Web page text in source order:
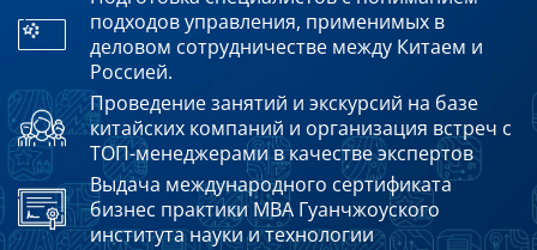
подходов управления, применимых в
деловом сотрудничестве между Китаем и
Россией.
Проведение занятий и экскурсий на базе
китайских компаний и организация встреч с
ТОП-менеджерами в качестве экспертов
Выдача международного сертификата
бизнес практики MBA Гуанчжоуского
института науки и технологии